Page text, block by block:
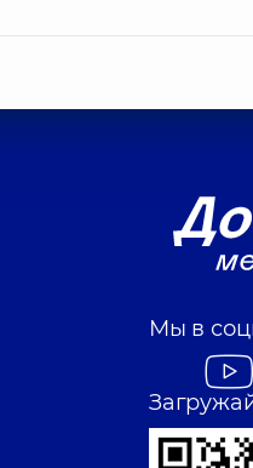
Мы в